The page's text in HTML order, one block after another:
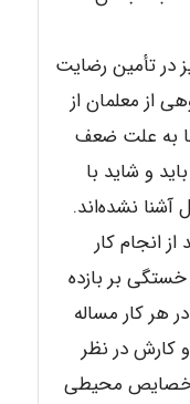
در تأمین رضایت
از معلمان از
به علت ضعف
و شاید با
نشده‌اند.
انجام کار
بر بازده
هر کار مساله
کارش در نظر
خصایص محیطی